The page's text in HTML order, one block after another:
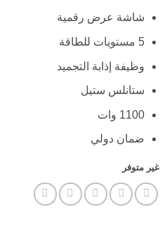
شاشة عرض رقمية
5 مستويات للطاقة
وظيفة إذابة التجميد
ستانلس ستيل
1100 وات
ضمان دولي
غير متوفر